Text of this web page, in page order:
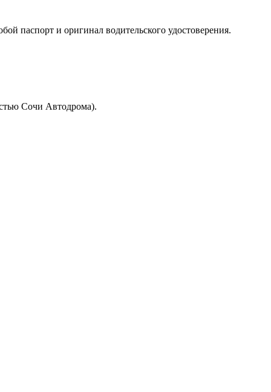
паспорт и оригинал водительского удостоверения.
Сочи Автодрома).